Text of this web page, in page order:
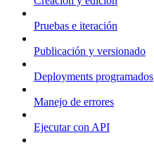
Pruebas e iteración
Publicación y versionado
Deployments programados
Manejo de errores
Ejecutar con API